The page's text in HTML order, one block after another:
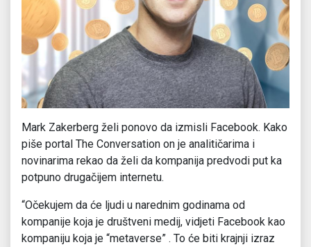
Mark Zakerberg želi ponovo da izmisli Facebook. Kako
piše portal The Conversation on je analitičarima i
novinarima rekao da želi da kompanija predvodi put ka
potpuno drugačijem internetu.
“Očekujem da će ljudi u narednim godinama od
kompanije koja je društveni medij, vidjeti Facebook kao
kompaniju koja je “metaverse” . To će biti krajnji izraz